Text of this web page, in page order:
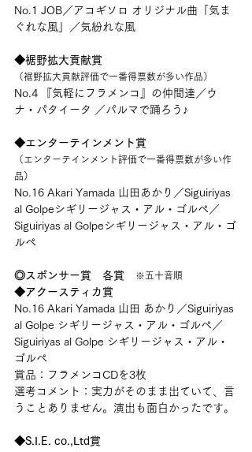
No.1 JOB／アコギソロ オリジナル曲「気ま
ぐれな風」／気紛れな風
◆裾野拡大貢献賞
（裾野拡大貢献評価で一番得票数が多い作品）
No.4 『気軽にフラメンコ』の仲間達／ウ
ナ・パタイータ ／パルマで踊ろう♪
◆エンターテインメント賞
（エンターテインメント評価で一番得票数が多い作
品）
No.16 Akari Yamada 山田あかり／Siguiriyas
al Golpeシギリージャス・アル・ゴルぺ／
Siguiriyas al Golpeシギリージャス・アル・ゴ
ルぺ
◎スポンサー賞　各賞 ※五十音順
◆アクースティカ賞
No.16 Akari Yamada 山田 あかり／Siguiriyas
al Golpe シギリージャス・アル・ゴルぺ／
Siguiriyas al Golpe シギリージャス・アル・
ゴルぺ
賞品：フラメンコCDを3枚
選考コメント：実力がそのまま出ていて、言
うことありません。演出も面白かったです。
◆S.I.E. co.,Ltd賞